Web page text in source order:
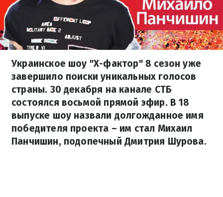
Украинское шоу "Х-фактор" 8 сезон уже
завершило поиски уникальных голосов
страны. 30 декабря на канале СТБ
состоялся восьмой прямой эфир. В 18
выпуске шоу назвали долгожданное имя
победителя проекта – им стал Михаил
Панчишин, подопечный Дмитрия Шурова.